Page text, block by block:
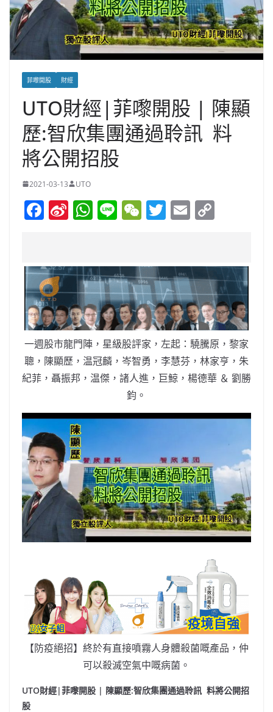
菲嚟開股 財經
UTO財經|菲嚟開股 | 陳顯
歷:智欣集團通過聆訊 料
將公開招股
2021-03-13 UTO
F
e
b
o
o
k
Si
W
ei
b
o
W
s
A
p
p
Li W
h
at
T
er
E
l y
Li
n
k
一週股市龍門陣，星級股評家，左起：驍騰原，黎家
聰，陳顯歷，温冠麟，岑智勇，李慧芬，林家亨，朱
紀菲，聶振邦，温傑，諸人進，巨鯨，楊德華 ＆ 劉勝
鈞。
【防疫絕招】終於有直接噴霧人身體殺菌嘅產品，仲
可以殺滅空氣中嘅病菌。
UTO財經|菲嚟開股 | 陳顯歷:智欣集團通過聆訊 料將公開招
股